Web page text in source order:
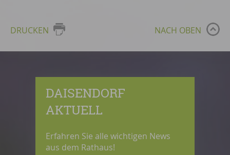
DRUCKEN NACH OBEN
DAISENDORF
AKTUELL
Erfahren Sie alle wichtigen News
aus dem Rathaus!